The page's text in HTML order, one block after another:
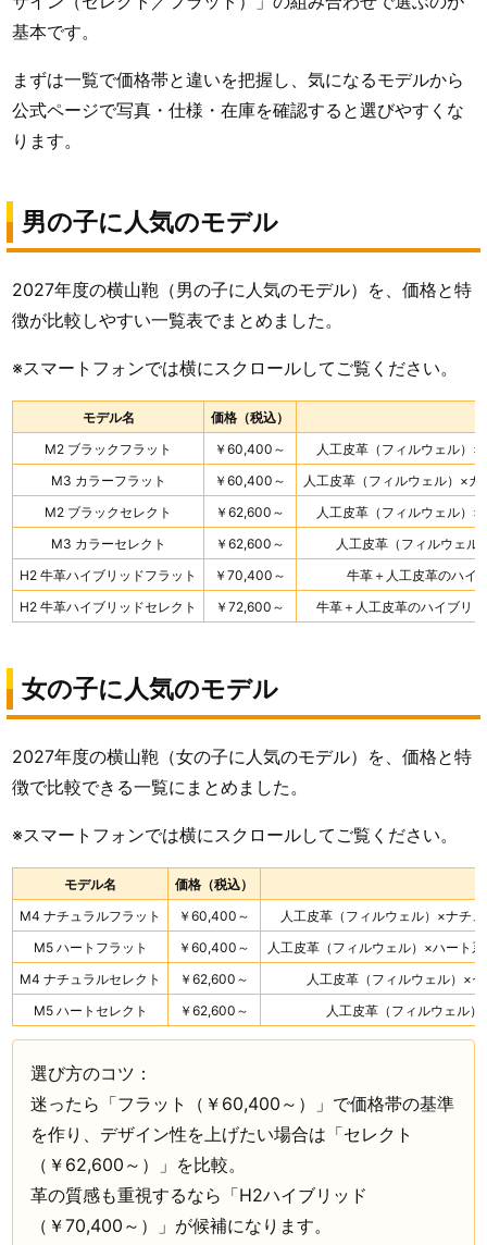
基本です。
まずは一覧で価格帯と違いを把握し、気になるモデルから
公式ページで写真・仕様・在庫を確認すると選びやすくな
ります。
男の子に人気のモデル
2027年度の横山鞄（男の子に人気のモデル）を、価格と特
徴が比較しやすい一覧表でまとめました。
※スマートフォンでは横にスクロールしてご覧ください。
モデル名
価格（税込）
M2 ブラックフラット
￥60,400～
人工皮革（フィルウェル）
M3 カラーフラット
￥60,400～
人工皮革（フィルウェル）×
M2 ブラックセレクト
￥62,600～
人工皮革（フィルウェル）
M3 カラーセレクト
￥62,600～
人工皮革（フィルウェ
H2 牛革ハイブリッドフラット
￥70,400～
牛革＋人工皮革のハイ
H2 牛革ハイブリッドセレクト
￥72,600～ 牛革＋人工皮革のハイブリ
女の子に人気のモデル
2027年度の横山鞄（女の子に人気のモデル）を、価格と特
徴で比較できる一覧にまとめました。
※スマートフォンでは横にスクロールしてご覧ください。
モデル名
価格（税込）
M4 ナチュラルフラット
￥60,400～
人工皮革（フィルウェル）×ナチ
M5 ハートフラット
￥60,400～
人工皮革（フィルウェル）×ハート
M4 ナチュラルセレクト
￥62,600～
人工皮革（フィルウェル）×
M5 ハートセレクト
￥62,600～ 人工皮革（フィルウェル
選び方のコツ：
迷ったら「フラット（￥60,400～）」で価格帯の基準
を作り、デザイン性を上げたい場合は「セレクト
（￥62,600～）」を比較。
革の質感も重視するなら「H2ハイブリッド
（￥70,400～）」が候補になります。